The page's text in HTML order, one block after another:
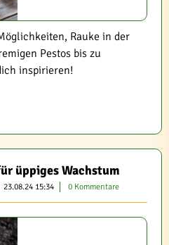
Rauke in der
Pestos bis zu
inspirieren!
üppiges Wachstum
23.08.24 15:34 0 Kommentare